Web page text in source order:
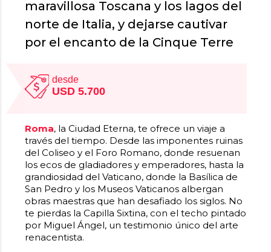
maravillosa Toscana y los lagos del
norte de Italia, y dejarse cautivar
por el encanto de la Cinque Terre
desde
USD 5.700
Roma, la Ciudad Eterna, te ofrece un viaje a
través del tiempo. Desde las imponentes ruinas
del Coliseo y el Foro Romano, donde resuenan
los ecos de gladiadores y emperadores, hasta la
grandiosidad del Vaticano, donde la Basílica de
San Pedro y los Museos Vaticanos albergan
obras maestras que han desafiado los siglos. No
te pierdas la Capilla Sixtina, con el techo pintado
por Miguel Ángel, un testimonio único del arte
renacentista.